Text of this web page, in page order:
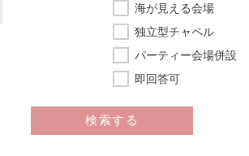
海が見える会場
独立型チャペル
パーティー会場併設
即回答可
検索する